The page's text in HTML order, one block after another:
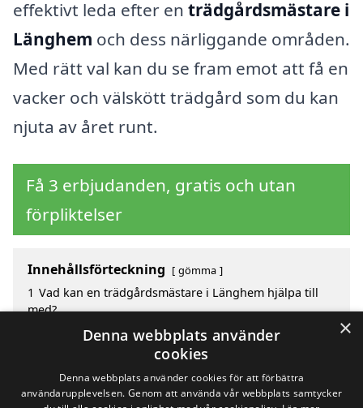
effektivt leda efter en trädgårdsmästare i
Länghem och dess närliggande områden.
Med rätt val kan du se fram emot att få en
vacker och välskött trädgård som du kan
njuta av året runt.
Få 3 erbjudanden, gratis och utan
förpliktelser
Innehållsförteckning gömma
1 Vad kan en trädgårdsmästare i Länghem hjälpa till
med?
Fördelar med att välja trädgårdsmästare i Länghem
Sök efter en skicklig trädgårdsmästare i de
omgivande städerna Länghem
×
Denna webbplats använder
cookies
Denna webbplats använder cookies för att förbättra
användarupplevelsen. Genom att använda vår webbplats samtycker